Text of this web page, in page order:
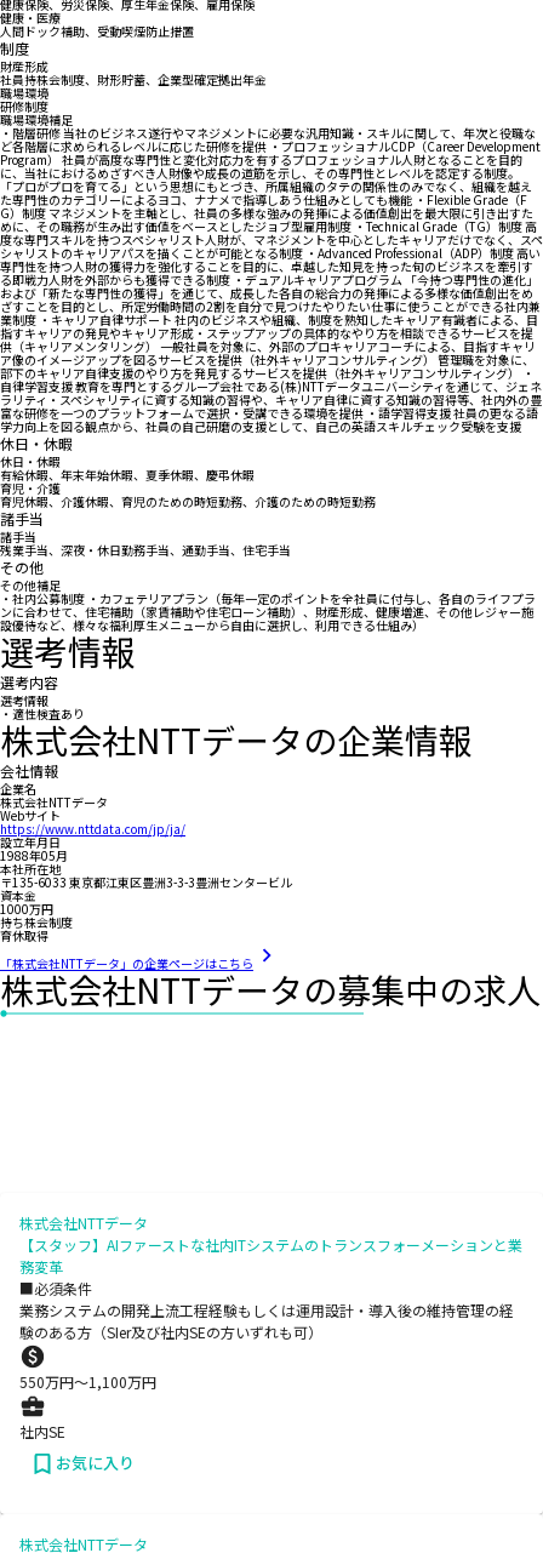
健康保険、労災保険、厚生年金保険、雇用保険
健康・医療
人間ドック補助、受動喫煙防止措置
制度
財産形成
社員持株会制度、財形貯蓄、企業型確定拠出年金
職場環境
研修制度
職場環境補足
・階層研修 当社のビジネス遂行やマネジメントに必要な汎用知識・スキルに関して、年次と役職な
ど各階層に求められるレベルに応じた研修を提供 ・プロフェッショナルCDP（Career Development
Program） 社員が高度な専門性と変化対応力を有するプロフェッショナル人財となることを目的
に、当社におけるめざすべき人財像や成長の道筋を示し、その専門性とレベルを認定する制度。
「プロがプロを育てる」という思想にもとづき、所属組織のタテの関係性のみでなく、組織を越え
た専門性のカテゴリーによるヨコ、ナナメで指導しあう仕組みとしても機能 ・Flexible Grade（F
G）制度 マネジメントを主軸とし、社員の多様な強みの発揮による価値創出を最大限に引き出すた
めに、その職務が生み出す価値をベースとしたジョブ型雇用制度 ・Technical Grade（TG）制度 高
度な専門スキルを持つスペシャリスト人財が、マネジメントを中心としたキャリアだけでなく、スペ
シャリストのキャリアパスを描くことが可能となる制度 ・Advanced Professional（ADP）制度 高い
専門性を持つ人財の獲得力を強化することを目的に、卓越した知見を持った旬のビジネスを牽引す
る即戦力人財を外部からも獲得できる制度 ・デュアルキャリアプログラム 「今持つ専門性の進化」
および「新たな専門性の獲得」を通じて、成長した各自の総合力の発揮による多様な価値創出をめ
ざすことを目的とし、所定労働時間の2割を自分で見つけたやりたい仕事に使うことができる社内兼
業制度 ・キャリア自律サポート 社内のビジネスや組織、制度を熟知したキャリア有識者による、目
指すキャリアの発見やキャリア形成・ステップアップの具体的なやり方を相談できるサービスを提
供（キャリアメンタリング） 一般社員を対象に、外部のプロキャリアコーチによる、目指すキャリ
ア像のイメージアップを図るサービスを提供（社外キャリアコンサルティング） 管理職を対象に、
部下のキャリア自律支援のやり方を発見するサービスを提供（社外キャリアコンサルティング） ・
自律学習支援 教育を専門とするグループ会社である(株)NTTデータユニバーシティを通じて、ジェネ
ラリティ・スペシャリティに資する知識の習得や、キャリア自律に資する知識の習得等、社内外の豊
富な研修を一つのプラットフォームで選択・受講できる環境を提供 ・語学習得支援 社員の更なる語
学力向上を図る観点から、社員の自己研磨の支援として、自己の英語スキルチェック受験を支援
休日・休暇
休日・休暇
有給休暇、年末年始休暇、夏季休暇、慶弔休暇
育児・介護
育児休暇、介護休暇、育児のための時短勤務、介護のための時短勤務
諸手当
諸手当
残業手当、深夜・休日勤務手当、通勤手当、住宅手当
その他
その他補足
・社内公募制度 ・カフェテリアプラン（毎年一定のポイントを全社員に付与し、各自のライフプラ
ンに合わせて、住宅補助（家賃補助や住宅ローン補助）、財産形成、健康増進、その他レジャー施
設優待など、様々な福利厚生メニューから自由に選択し、利用できる仕組み）
選考情報
選考内容
選考情報
・適性検査あり
株式会社NTTデータの企業情報
会社情報
企業名
株式会社NTTデータ
Webサイト
https://www.nttdata.com/jp/ja/
設立年月日
1988年05月
本社所在地
〒135-6033 東京都江東区豊洲3-3-3豊洲センタービル
資本金
1000万円
持ち株会制度
育休取得
「株式会社NTTデータ」の企業ページはこちら
株式会社NTTデータの募集中の求人
株式会社NTTデータ
【スタッフ】AIファーストな社内ITシステムのトランスフォーメーションと業
務変革
■必須条件
業務システムの開発上流工程経験もしくは運用設計・導入後の維持管理の経
験のある方（SIer及び社内SEの方いずれも可）
550万円〜1,100万円
社内SE
お気に入り
株式会社NTTデータ